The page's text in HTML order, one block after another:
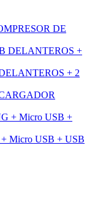
DE
+ 2
Micro USB + USB